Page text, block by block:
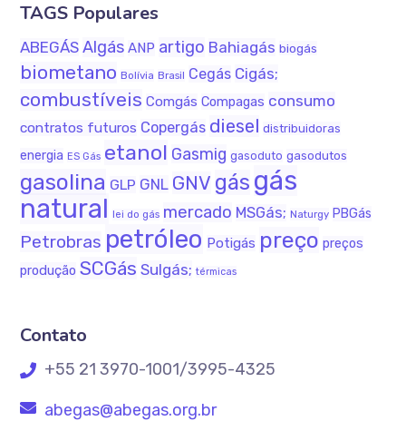
TAGS Populares
ABEGÁS Algás ANP artigo Bahiagás biogás
biometano Bolívia Brasil Cegás Cigás;
combustíveis Comgás Compagas consumo
contratos futuros Copergás diesel distribuidoras
energia ES Gás etanol Gasmig gasoduto gasodutos
gasolina GLP GNL GNV gás gás
natural lei do gás mercado MSGás; Naturgy PBGás
Petrobras petróleo Potigás preço preços
produção SCGás Sulgás; térmicas
Contato
+55 21 3970-1001/3995-4325
abegas@abegas.org.br